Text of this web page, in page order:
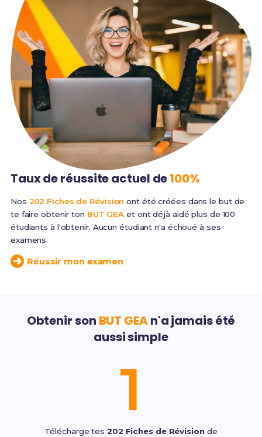
Taux de réussiteactuel de100%
Nos 202 Fiches de Révision ont été créées dans le but de
te faire obtenir ton BUT GEA et ont déjà aidé plus de 100
étudiants à l'obtenir. Aucun étudiant n'a échoué à ses
examens.
Réussir mon examen
Obtenir son BUT GEAn'a jamais été
aussi simple
1
Télécharge tes 202 Fiches de Révisionde